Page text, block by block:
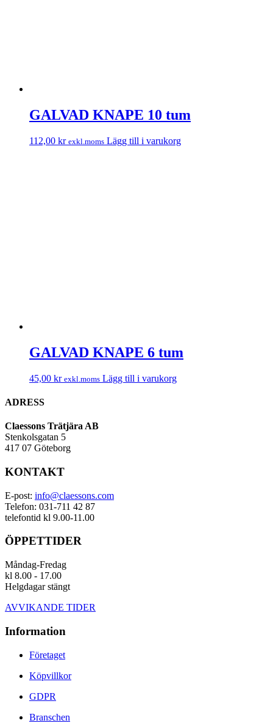
GALVAD KNAPE 10 tum
112,00 kr exkl.moms Lägg till i varukorg
GALVAD KNAPE 6 tum
45,00 kr exkl.moms Lägg till i varukorg
ADRESS
Claessons Trätjära AB
Stenkolsgatan 5
417 07 Göteborg
KONTAKT
E-post: info@claessons.com
Telefon: 031-711 42 87
telefontid kl 9.00-11.00
ÖPPETTIDER
Måndag-Fredag
kl 8.00 - 17.00
Helgdagar stängt
AVVIKANDE TIDER
Information
Företaget
Köpvillkor
GDPR
Branschen